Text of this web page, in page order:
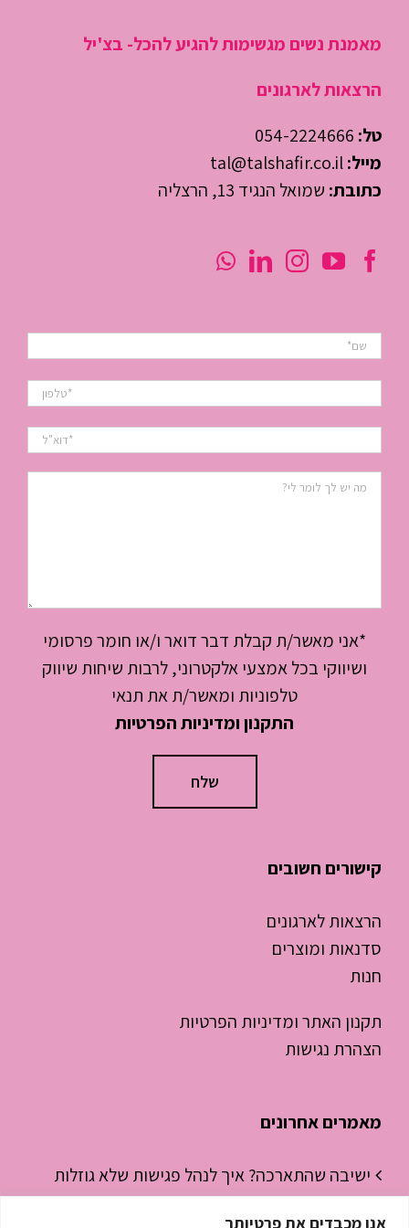
אנו מכבדים את פרטיותך
מאמנת נשים מגשימות להגיע להכל- בצ'יל
הרצאות לארגונים
טל: 054-2224666
מייל:tal@talshafir.co.il
כתובת: שמואל הנגיד 13, הרצליה
*אני מאשר/ת קבלת דבר דואר ו/או חומר פרסומי
ושיווקי בכל אמצעי אלקטרוני, לרבות שיחות שיווק
טלפוניות ומאשר/ת את תנאי
התקנון ומדיניות הפרטיות
קישורים חשובים
הרצאות לארגונים
סדנאות ומוצרים
חנות
תקנון האתר ומדיניות הפרטיות
הצהרת נגישות
מאמרים אחרונים
ישיבה שהתארכה? איך לנהל פגישות שלא גוזלות
חצי יום עבודה